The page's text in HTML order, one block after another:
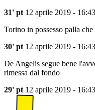
31' pt 12 aprile 2019 - 16:43
Torino in possesso palla
30' pt 12 aprile 2019 - 16:43
De Angelis segue bene
rimessa dal fondo
29' pt 12 aprile 2019 - 16:43